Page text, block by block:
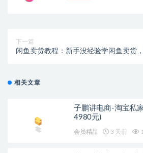
下一篇
闲鱼卖货教程：新手没经验学闲鱼卖货
相关文章
子鹏讲电商-淘宝私
4980元)
会员精品 3 天前